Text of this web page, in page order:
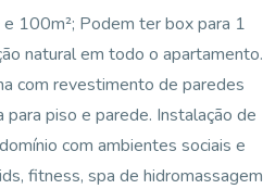
100m²; Podem ter box para 1
natural em todo o apartamento.
com revestimento de paredes
piso e parede. Instalação de
com ambientes sociais e
fitness, spa de hidromassagem